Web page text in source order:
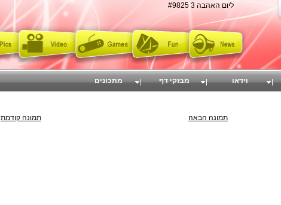
ליום האהבה 3 #9825
תמונה קודמת תמונה הבאה
וידאו מבזקי דף מתכונים